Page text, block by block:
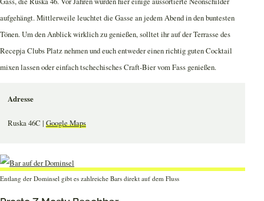
aufgehängt. Mittlerweile leuchtet die Gasse an jedem Abend in den buntesten
Tönen. Um den Anblick wirklich zu genießen, solltet ihr auf der Terrasse des
Recepja Clubs Platz nehmen und euch entweder einen richtig guten Cocktail
mixen lassen oder einfach tschechisches Craft-Bier vom Fass genießen.
Adresse
Ruska 46C | Google Maps
Entlang der Dominsel gibt es zahlreiche Bars direkt auf dem Fluss